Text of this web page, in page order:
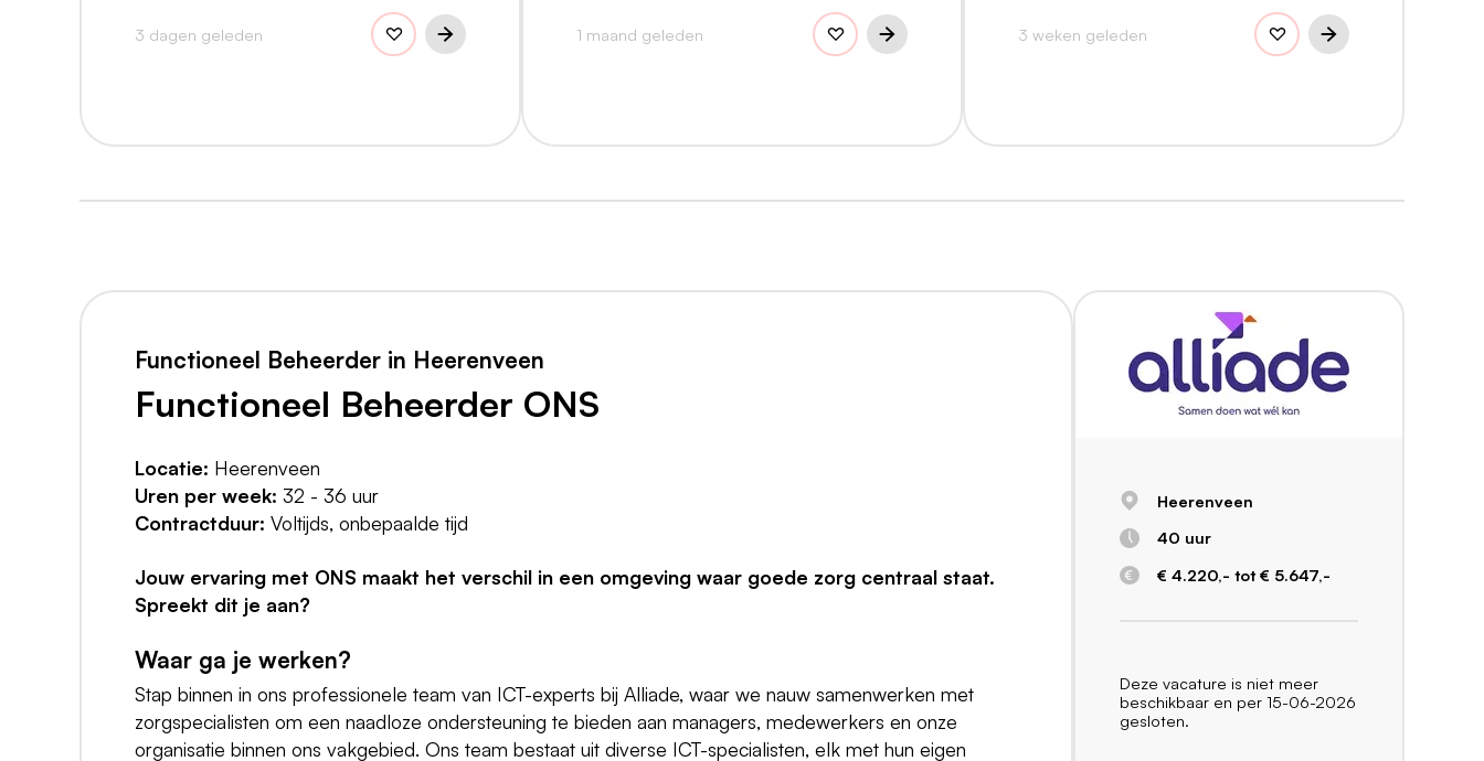
3 dagen geleden 1 maand geleden 3 weken geleden
Functioneel Beheerder in Heerenveen
Functioneel Beheerder ONS
Locatie: Heerenveen
Uren per week: 32 - 36 uur
Contractduur: Voltijds, onbepaalde tijd
Jouw ervaring met ONS maakt het verschil in een omgeving waar goede zorg centraal staat.
Spreekt dit je aan?
Waar ga je werken?
Stap binnen in ons professionele team van ICT-experts bij Alliade, waar we nauw samenwerken met
zorgspecialisten om een naadloze ondersteuning te bieden aan managers, medewerkers en onze
organisatie binnen ons vakgebied. Ons team bestaat uit diverse ICT-specialisten, elk met hun eigen
Heerenveen
40 uur
€ 4.220,- tot € 5.647,-
Deze vacature is niet meer
beschikbaar en per 15-06-2026
gesloten.